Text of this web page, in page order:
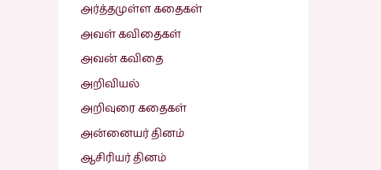
அர்த்தமுள்ள கதைகள்
அவள் கவிதைகள்
அவன் கவிதை
அறிவியல்
அறிவுரை கதைகள்
அன்னையர் தினம்
ஆசிரியர் தினம்